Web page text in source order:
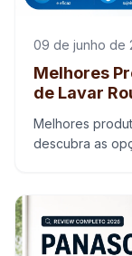
09 de junho de
Melhores
de Lavar
Melhores
descubra as